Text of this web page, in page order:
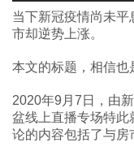
当下新冠疫情尚未
市却逆势上涨。
本文的标题，相信也
2020年9月7日，由
盆线上直播专场特此
论的内容包括了与房